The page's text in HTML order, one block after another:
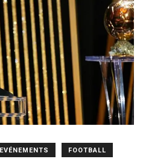
EVÉNEMENTS FOOTBALL